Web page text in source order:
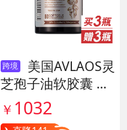
跨境
美国AVLAOS灵
芝孢子油软胶囊 货
号139605
￥ 1032